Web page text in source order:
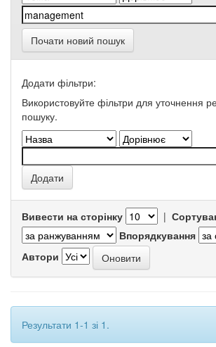
Почати новий пошук
Додати фільтри:
Використовуйте фільтри для уточнення
пошуку.
Вивести на сторінку |
Впорядкування
Автори
Результати 1-1 зі 1.